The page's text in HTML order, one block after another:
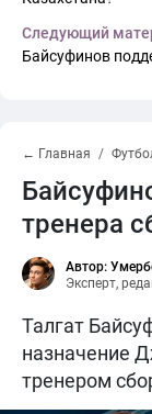
Следующий
Байсуфинов
← Главная
тренера
Автор:
Эксперт,
Талгат
назначение
тренером